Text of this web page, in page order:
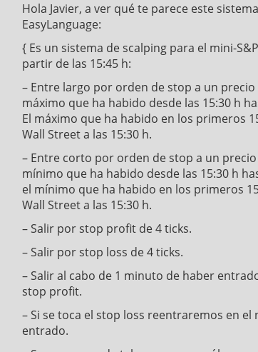
Hola Javier, a ver qué te parece este
EasyLanguage:
{ Es un sistema de scalping para el mini-
partir de las 15:45 h:
– Entre largo por orden de stop a un
máximo que ha habido desde las 15:30 h
El máximo que ha habido en los primeros
Wall Street a las 15:30 h.
– Entre corto por orden de stop a un
mínimo que ha habido desde las 15:30 h
el mínimo que ha habido en los primeros
Wall Street a las 15:30 h.
– Salir por stop profit de 4 ticks.
– Salir por stop loss de 4 ticks.
– Salir al cabo de 1 minuto de haber
stop profit.
– Si se toca el stop loss reentraremos en
entrado.